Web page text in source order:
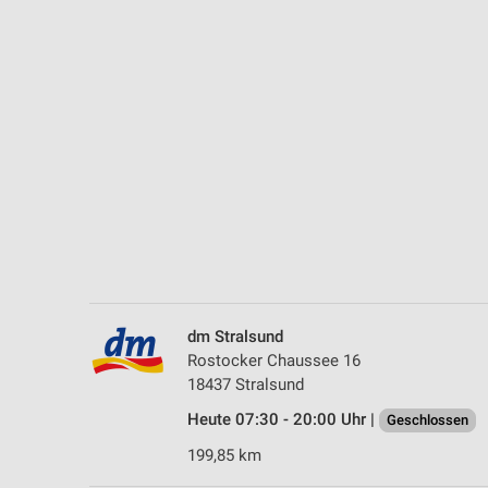
dm Stralsund
Rostocker Chaussee 16
18437 Stralsund
Heute 07:30 - 20:00 Uhr |
Geschlossen
199,85 km
Notwendig